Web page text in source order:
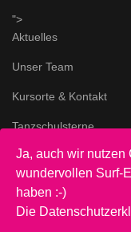
">
Aktuelles
Unser Team
Kursorte & Kontakt
Tanzschulsterne
Impressum & AGB
">
Datenschutz
Ja, auch wir nutzen
wundervollen Surf-
haben :-)
Die